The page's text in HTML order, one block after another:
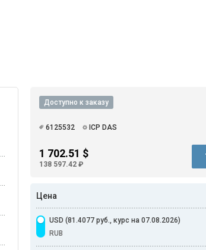
Доступно к заказу
6125532 ICP DAS
1 702.51 $
138 597.42 ₽
Цена
USD (81.4077 руб., курс на 07.08.2026)
RUB